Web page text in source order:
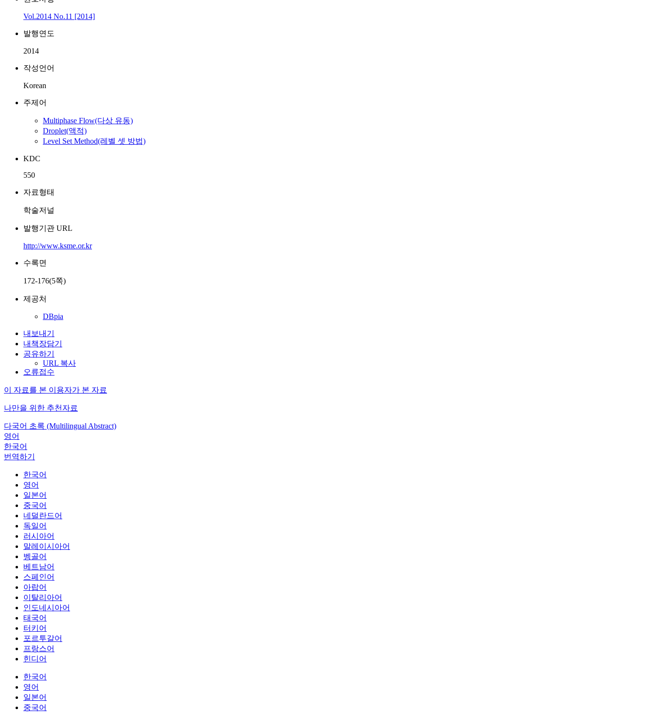
Vol.2014 No.11 [2014]
발행연도
2014
작성언어
Korean
주제어
Multiphase Flow(다상 유동)
Droplet(액적)
Level Set Method(레벨 셋 방법)
KDC
550
자료형태
학술저널
발행기관 URL
http://www.ksme.or.kr
수록면
172-176(5쪽)
제공처
DBpia
내보내기
내책장담기
공유하기
URL 복사
오류접수
이 자료를 본 이용자가 본 자료
나만을 위한 추천자료
다국어 초록 (Multilingual Abstract)
영어
한국어
번역하기
한국어
영어
일본어
중국어
네덜란드어
독일어
러시아어
말레이시아어
벵골어
베트남어
스페인어
아랍어
이탈리아어
인도네시아어
태국어
터키어
포르투갈어
프랑스어
힌디어
한국어
영어
일본어
중국어